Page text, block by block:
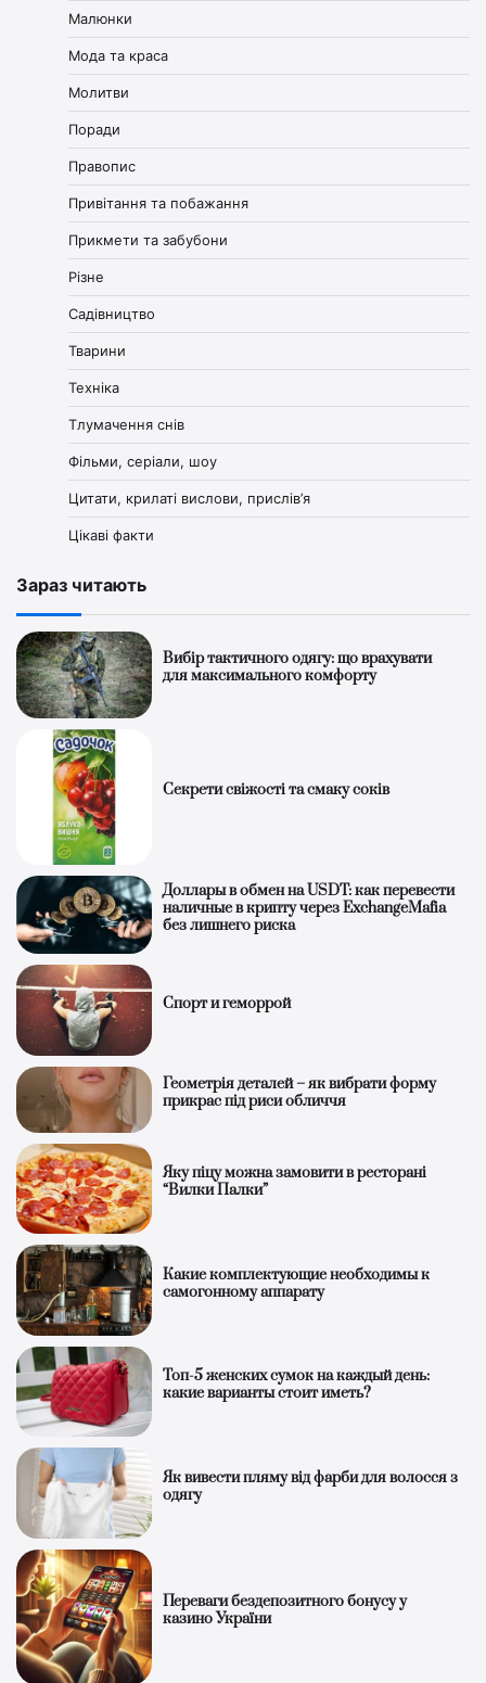
Малюнки
Мода та краса
Молитви
Поради
Правопис
Привітання та побажання
Прикмети та забубони
Різне
Садівництво
Тварини
Техніка
Тлумачення снів
Фільми, серіали, шоу
Цитати, крилаті вислови, прислів’я
Цікаві факти
Зараз читають
Вибір тактичного одягу: що врахувати
для максимального комфорту
Секрети свіжості та смаку соків
Доллары в обмен на USDT: как перевести
наличные в крипту через ExchangeMafia
без лишнего риска
Спорт и геморрой
Геометрія деталей – як вибрати форму
прикрас під риси обличчя
Яку піцу можна замовити в ресторані
“Вилки Палки”
Какие комплектующие необходимы к
самогонному аппарату
Топ-5 женских сумок на каждый день:
какие варианты стоит иметь?
Як вивести пляму від фарби для волосся з
одягу
Переваги бездепозитного бонусу у
казино України